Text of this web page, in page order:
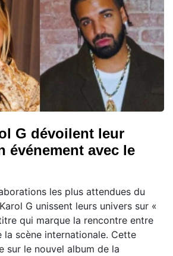
G dévoilent leur
événement avec le
les plus attendues du
G unissent leurs univers sur «
qui marque la rencontre entre
la scène internationale. Cette
sur le nouvel album de la